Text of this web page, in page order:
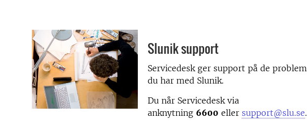
Slunik support
Servicedesk ger support på de problem
du har med Slunik.
Du når Servicedesk via
anknytning 6600 eller support@slu.se.